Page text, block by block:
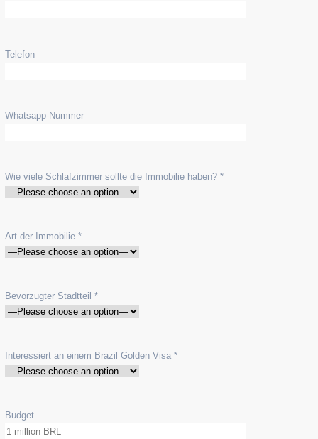
Telefon
Whatsapp-Nummer
Wie viele Schlafzimmer sollte die Immobilie haben? *
Art der Immobilie *
Bevorzugter Stadtteil *
Interessiert an einem Brazil Golden Visa *
Budget